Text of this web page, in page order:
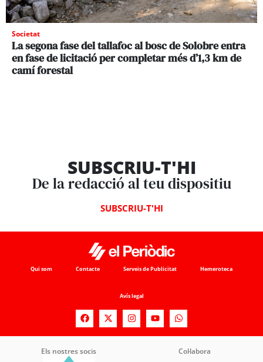
Societat
La segona fase del tallafoc al bosc de Solobre entra
en fase de licitació per completar més d’1,3 km de
camí forestal
SUBSCRIU-T'HI
De la redacció al teu dispositiu
SUBSCRIU-T'HI
Qui som Contacte Serveis de Publicitat Hemeroteca
Avís legal
Els nostres socis Col·labora